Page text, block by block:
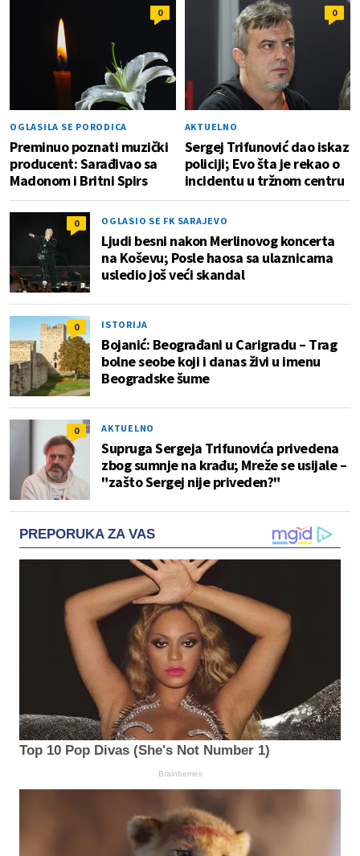
0
OGLASILA SE PORODICA
Preminuo poznati muzički
producent: Sarađivao sa
Madonom i Britni Spirs
0
AKTUELNO
Sergej Trifunović dao iskaz
policiji; Evo šta je rekao o
incidentu u tržnom centru
0 OGLASIO SE FK SARAJEVO
Ljudi besni nakon Merlinovog koncerta
na Koševu; Posle haosa sa ulaznicama
usledio još veći skandal
0 ISTORIJA
Bojanić: Beograđani u Carigradu – Тrag
bolne seobe koji i danas živi u imenu
Beogradske šume
0 AKTUELNO
Supruga Sergeja Trifunovića privedena
zbog sumnje na krađu; Mreže se usijale –
"zašto Sergej nije priveden?"
PREPORUKA ZA VAS
Top 10 Pop Divas (She's Not Number 1)
Brainberries